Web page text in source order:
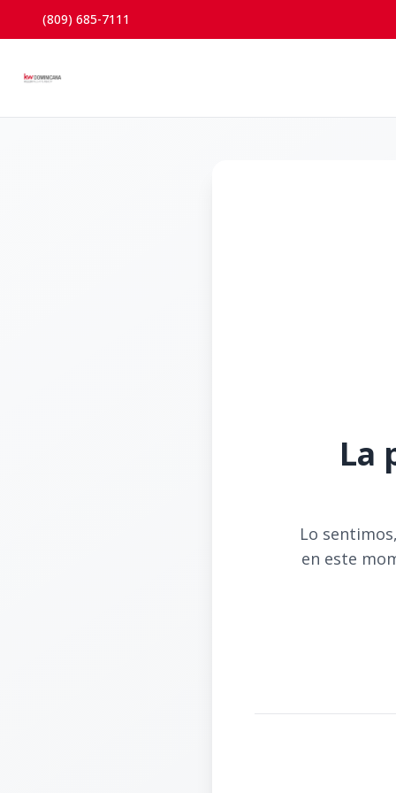
(809) 685-7111
La
Lo
en este